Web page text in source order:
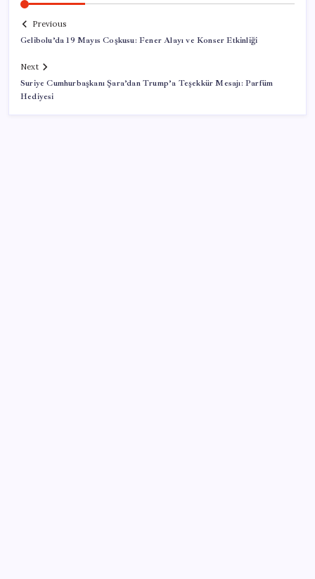
Previous
Gelibolu’da 19 Mayıs Coşkusu: Fener Alayı ve Konser Etkinliği
Next
Suriye Cumhurbaşkanı Şara’dan Trump’a Teşekkür Mesajı: Parfüm
Hediyesi